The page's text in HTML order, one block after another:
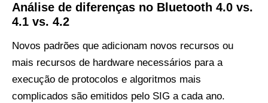
Análise de diferenças no Bluetooth 4.0 vs.
4.1 vs. 4.2
Novos padrões que adicionam novos recursos ou
mais recursos de hardware necessários para a
execução de protocolos e algoritmos mais
complicados são emitidos pelo SIG a cada ano.